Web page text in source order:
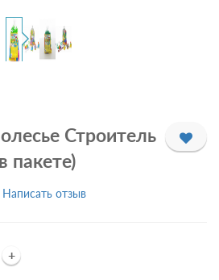
Строитель
пакете)
Написать отзыв
+